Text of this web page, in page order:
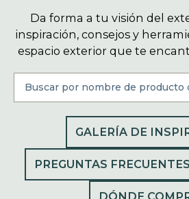
Da forma a tu visión del
inspiración, consejos y
espacio exterior que te
GALERÍA DE
PREGUNTAS FRECUENTES